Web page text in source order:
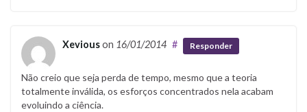
Xeviouson 16/01/2014 # Responder
Não creio que seja perda de tempo, mesmo que a teoria
totalmente inválida, os esforços concentrados nela acabam
evoluindo a ciência.